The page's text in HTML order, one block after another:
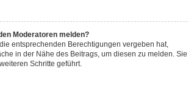
Moderatoren melden?
entsprechenden Berechtigungen vergeben hat,
in der Nähe des Beitrags, um diesen zu melden. Sie
Schritte geführt.